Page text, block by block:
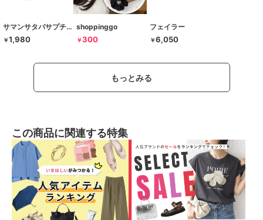
サマンサタバサプチチョイス
￥1,980
shoppinggo
￥300
フェイラー
￥6,050
もっとみる
この商品に関連する特集